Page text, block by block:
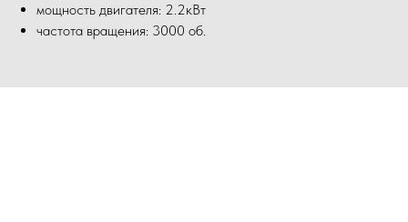
мощность двигателя: 2.2кВт
частота вращения: 3000 об.